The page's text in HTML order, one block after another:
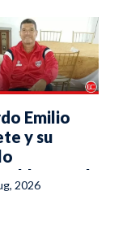
Emilio
y su
con el
Tolima e
2026